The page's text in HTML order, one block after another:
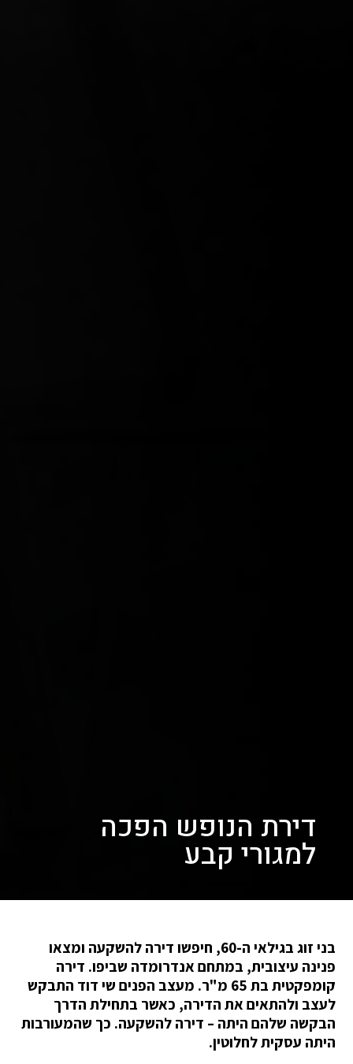
דירת הנופש הפכה
למגורי קבע
בני זוג בגילאי ה-60, חיפשו דירה להשקעה ומצאו
פנינה עיצובית, במתחם אנדרומדה שביפו. דירה
קומפקטית בת 65 מ"ר. מעצב הפנים שי דוד התבקש
לעצב ולהתאים את הדירה, כאשר בתחילת הדרך
הבקשה שלהם היתה – דירה להשקעה. כך שהמעורבות
היתה עסקית לחלוטין.